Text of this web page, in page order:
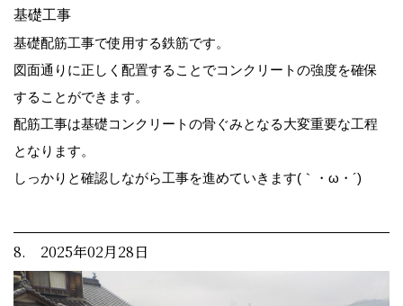
基礎工事
基礎配筋工事で使用する鉄筋です。
図面通りに正しく配置することでコンクリートの強度を確保
することができます。
配筋工事は基礎コンクリートの骨ぐみとなる大変重要な工程
となります。
しっかりと確認しながら工事を進めていきます(｀・ω・´)ゞ
8. 2025年02月28日